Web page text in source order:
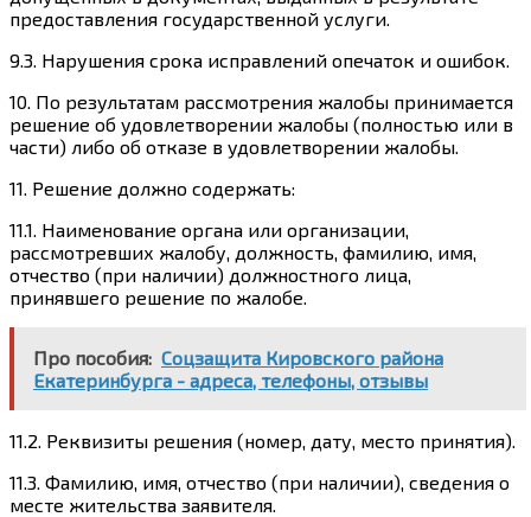
предоставления государственной услуги.
9.3. Нарушения срока исправлений опечаток и ошибок.
10. По результатам рассмотрения жалобы принимается
решение об удовлетворении жалобы (полностью или в
части) либо об отказе в удовлетворении жалобы.
11. Решение должно содержать:
11.1. Наименование органа или организации,
рассмотревших жалобу, должность, фамилию, имя,
отчество (при наличии) должностного лица,
принявшего решение по жалобе.
Про пособия: Соцзащита Кировского района
Екатеринбурга - адреса, телефоны, отзывы
11.2. Реквизиты решения (номер, дату, место принятия).
11.3. Фамилию, имя, отчество (при наличии), сведения о
месте жительства заявителя.